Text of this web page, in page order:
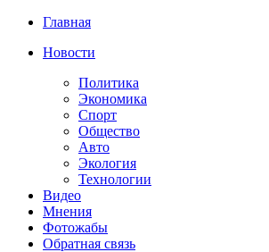
Главная
Новости
Политика
Экономика
Спорт
Общество
Авто
Экология
Технологии
Видео
Мнения
Фотожабы
Обратная связь